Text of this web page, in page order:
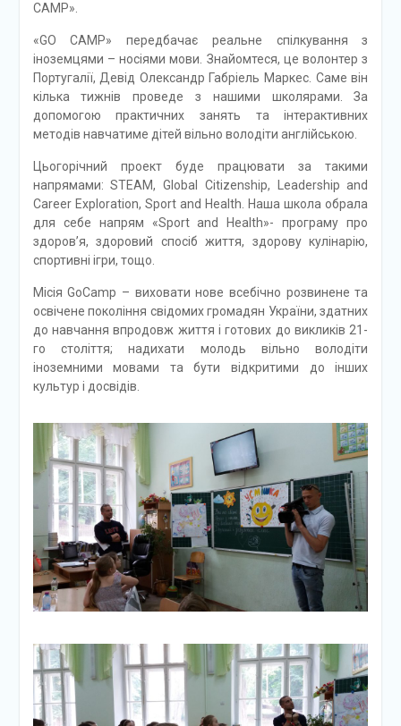
CAMP».
«GO CAMP» передбачає реальне спілкування з
іноземцями – носіями мови. Знайомтеся, це волонтер з
Португалії, Девід Олександр Габріель Маркес. Саме він
кілька тижнів проведе з нашими школярами. За
допомогою практичних занять та інтерактивних
методів навчатиме дітей вільно володіти англійською.
Цьогорічний проект буде працювати за такими
напрямами: STEAM, Global Citizenship, Leadership and
Career Exploration, Sport and Health. Наша школа обрала
для себе напрям «Sport and Health»- програму про
здоров’я, здоровий спосіб життя, здорову кулінарію,
спортивні ігри, тощо.
Місія GoCamp – виховати нове всебічно розвинене та
освічене покоління свідомих громадян України, здатних
до навчання впродовж життя і готових до викликів 21-
го століття; надихати молодь вільно володіти
іноземними мовами та бути відкритими до інших
культур і досвідів.